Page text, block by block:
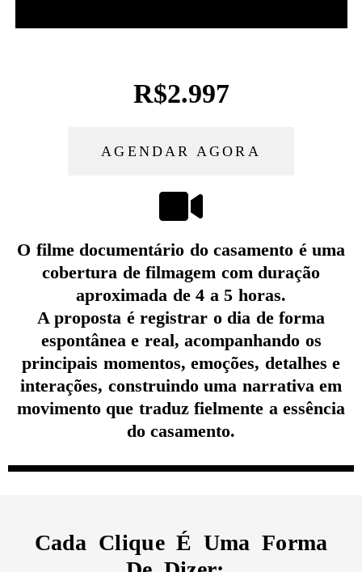
R$2.997
AGENDAR AGORA
O filme documentário do casamento é uma
cobertura de filmagem com duração
aproximada de 4 a 5 horas.
A proposta é registrar o dia de forma
espontânea e real, acompanhando os
principais momentos, emoções, detalhes e
interações, construindo uma narrativa em
movimento que traduz fielmente a essência
do casamento.
Cada Clique É Uma Forma